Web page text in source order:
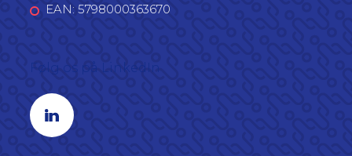
EAN: 5798000363670
Linkedin profil